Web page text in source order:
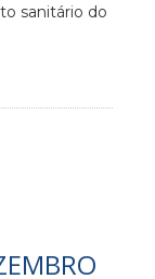
sanitário do